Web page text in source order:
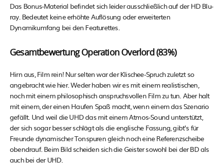
Das Bonus-Material befindet sich leider ausschließlich auf der HD Blu-
ray. Bedeutet keine erhöhte Auflösung oder erweiterten
Dynamikumfang bei den Featurettes.
Gesamtbewertung Operation Overlord (83%)
Hirn aus, Film rein! Nur selten war der Klischee-Spruch zuletzt so
angebracht wie hier. Weder haben wir es mit einem realistischen,
noch mit einem philosophisch anspruchsvollen Film zu tun. Aber halt
mit einem, der einen Haufen Spaß macht, wenn einem das Szenario
gefällt. Und weil die UHD das mit einem Atmos-Sound unterstützt,
der sich sogar besser schlägt als die englische Fassung, gibt’s für
Freunde dynamischer Tonspuren gleich noch eine Referenzscheibe
obendrauf. Beim Bild scheiden sich die Geister sowohl bei der BD als
auch bei der UHD.